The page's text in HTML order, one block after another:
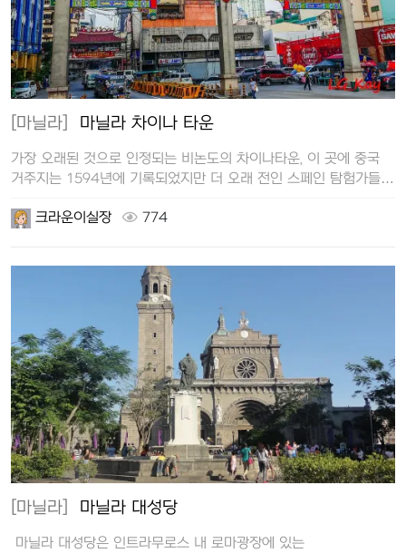
[마닐라] 마닐라 차이나 타운
가장 오래된 것으로 인정되는 비논도의 차이나타운, 이 곳에 중국
거주지는 1594년에 기록되었지만 더 오래 전인 스페인 탐험가들이
크라운이실장
774
[마닐라] 마닐라 대성당
마닐라 대성당은 인트라무로스 내 로마광장에 있는